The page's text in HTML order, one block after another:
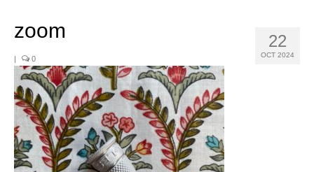
Déco
Mobilier
Vaisselle ancienne
Jouets anciens
Tissus
22
OCT 2024
zoom
| 0